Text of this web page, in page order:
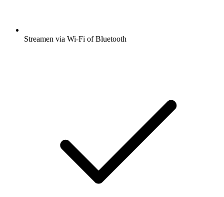
Streamen via Wi-Fi of Bluetooth